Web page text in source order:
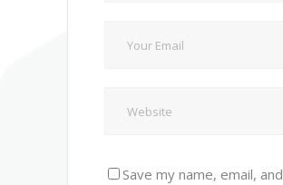
Save my name, email, and